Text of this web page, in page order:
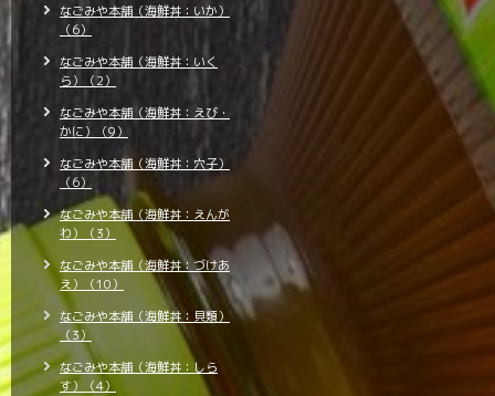
なごみや本舗（海鮮丼：いか）
（6）
なごみや本舗（海鮮丼：いく
ら）（2）
なごみや本舗（海鮮丼：えび・
かに）（9）
なごみや本舗（海鮮丼：穴子）
（6）
なごみや本舗（海鮮丼：えんが
わ）（3）
なごみや本舗（海鮮丼：づけあ
え）（10）
なごみや本舗（海鮮丼：貝類）
（3）
なごみや本舗（海鮮丼：しら
す）（4）